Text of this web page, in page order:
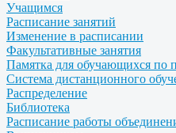
Учащимся
Расписание занятий
Изменение в расписании
Факультативные занятия
Памятка для обучающихся по
Система дистанционного
Распределение
Библиотека
Расписание работы